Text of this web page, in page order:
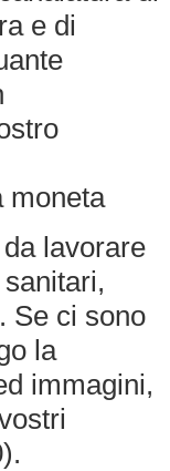
e di
moneta
lavorare
Se ci sono
la
immagini,